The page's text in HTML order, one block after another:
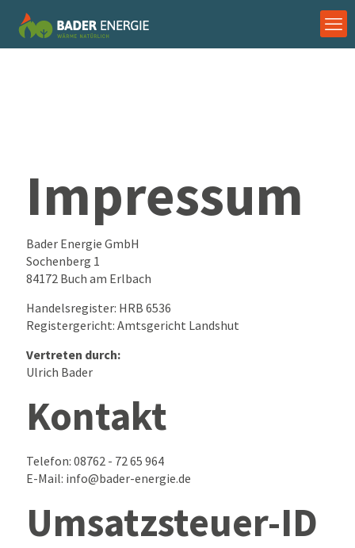
Impressum
Bader Energie GmbH
Sochenberg 1
84172 Buch am Erlbach
Handelsregister: HRB 6536
Registergericht: Amtsgericht Landshut
Vertreten durch:
Ulrich Bader
Kontakt
Telefon: 08762 - 72 65 964
E-Mail: info@bader-energie.de
Umsatzsteuer-ID